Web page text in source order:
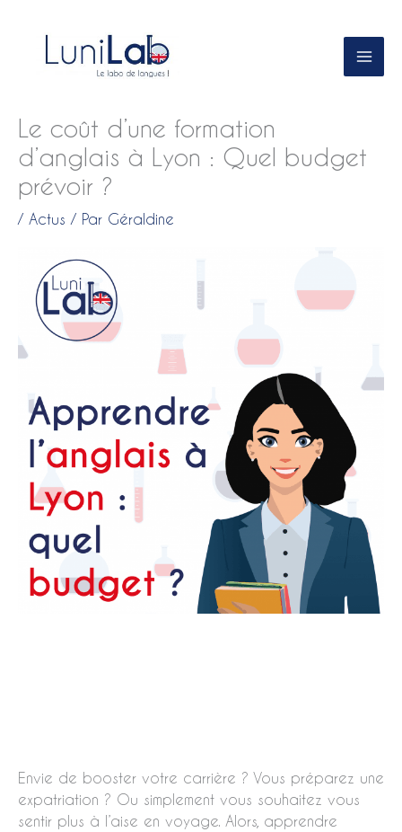
Le coût d’une formation
d’anglais à Lyon : Quel budget
prévoir ?
/ Actus / Par Géraldine
Envie de booster votre carrière ? Vous préparez une
expatriation ? Ou simplement vous souhaitez vous
sentir plus à l’aise en voyage. Alors, apprendre